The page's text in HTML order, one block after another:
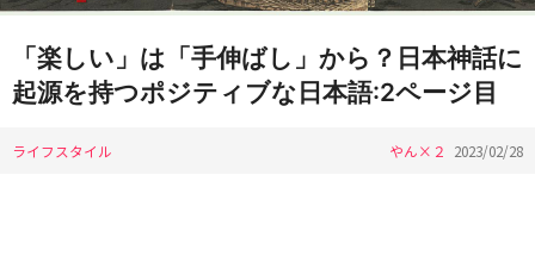
「楽しい」は「手伸ばし」から？日本神話に
起源を持つポジティブな日本語:2ページ目
ライフスタイル やん×２ 2023/02/28